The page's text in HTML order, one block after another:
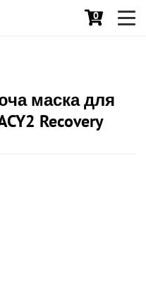
0
маска для
Recovery